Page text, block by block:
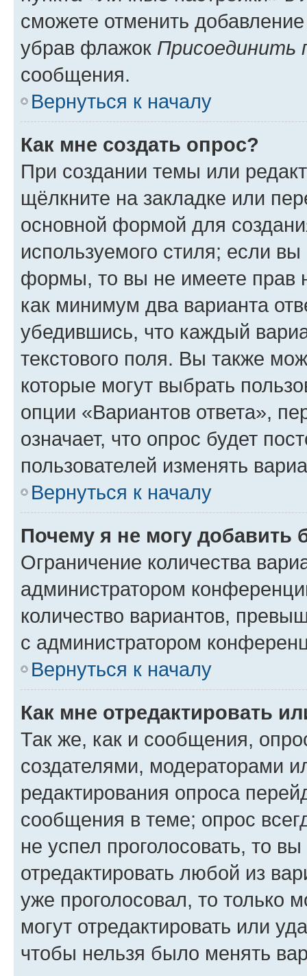
сможете отменить
убрав флажок Присоединить
сообщения.
Вернуться к началу
Как мне создать опрос?
При создании темы или
щёлкните на закладке или
основной формой для
используемого стиля; если
формы, то вы не имеете прав
как минимум два варианта
убедившись, что каждый
текстового поля. Вы также
которые могут выбрать
опции «Вариантов ответа»,
означает, что опрос будет
пользователей изменять
Вернуться к началу
Почему я не могу добавить
Ограничение количества
администратором
количество вариантов,
с администратором
Вернуться к началу
Как мне отредактировать
Так же, как и сообщения,
создателями, модераторами
редактирования опроса
сообщения в теме; опрос
не успел проголосовать, то
отредактировать любой из
уже проголосовал, то только
могут отредактировать или
чтобы нельзя было менять